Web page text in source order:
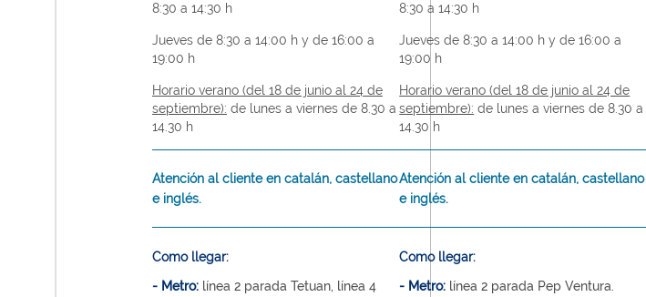
8:30 a 14:30 h
Jueves de 8:30 a 14:00 h y de 16:00 a
19:00 h
Horario verano (del 18 de junio al 24 de
septiembre): de lunes a viernes de 8.30 a
14.30 h
Atención al cliente en catalán, castellano
e inglés.
Como llegar:
- Metro: línea 2 parada Tetuan, línea 4
8:30 a 14:30 h
Jueves de 8:30 a 14:00 h y de 16:00 a
19:00 h
Horario verano (del 18 de junio al 24 de
septiembre): de lunes a viernes de 8.30 a
14.30 h
Atención al cliente en catalán, castellano
e inglés.
Como llegar:
- Metro: línea 2 parada Pep Ventura.